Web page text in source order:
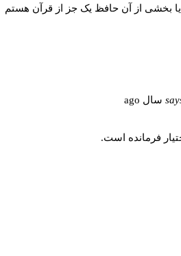
از آن حافظ یک جز از قرآن هستم
فرمانده است.